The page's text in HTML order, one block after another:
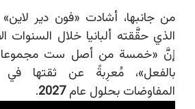
من جانبها، أشادت «فون دير لاين»
الذي حقَّقته ألبانيا خلال السنوات
إنَّ «خمسة من أصل ست
بالفعل»، مُعرِبةً عن ثقتها في
المفاوضات بحلول عام2027
.